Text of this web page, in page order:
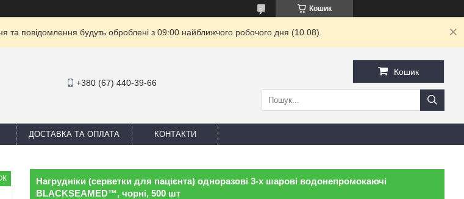
Кошик
та повідомлення будуть оброблені з 09:00 найближчого робочого дня (10.08).
+380 (67) 440-39-66
Кошик
ДОСТАВКА ТА ОПЛАТА КОНТАКТИ
Нагрудніки (серветки для пацієнта) одноразові 3-х шарові водонепромокаючі
BLACKSEAMED™, чорні, 500 шт